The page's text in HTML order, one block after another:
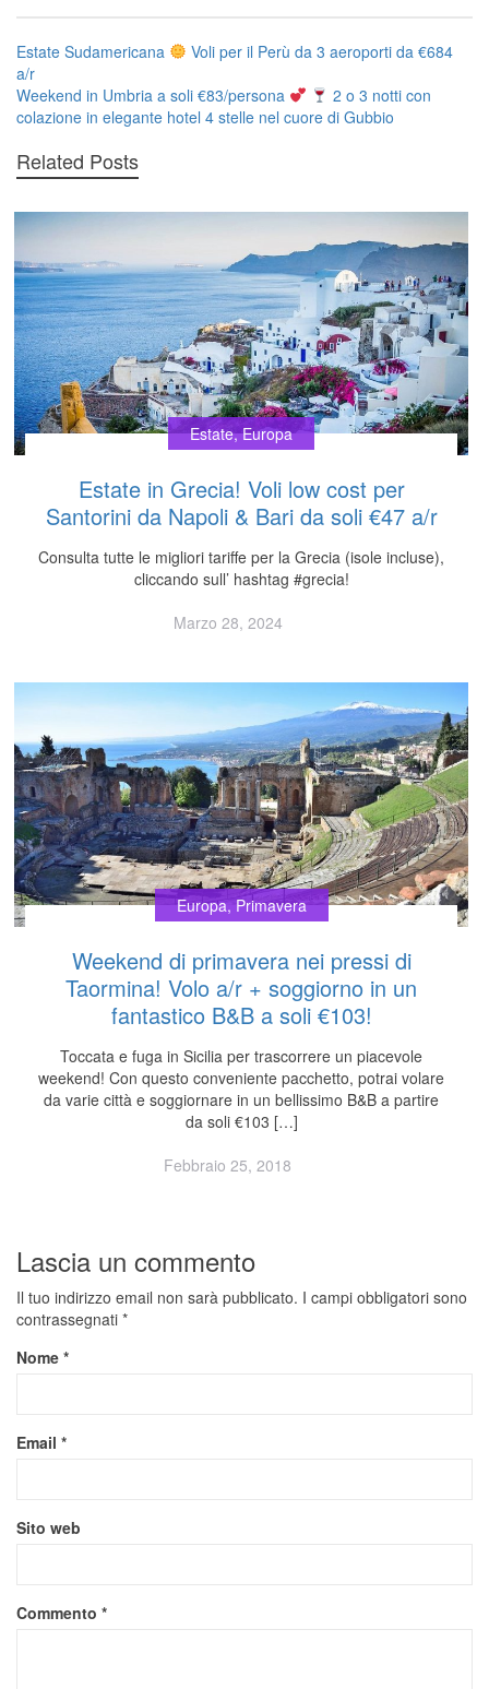
Navigazione
articoli
Estate Sudamericana
Voli per il Perù da 3 aeroporti da €684
a/r
Weekend in Umbria a soli €83/persona
2 o 3 notti con
colazione in elegante hotel 4 stelle nel cuore di Gubbio
Related Posts
Estate,Europa
Estate in Grecia! Voli low cost per
Santorini da Napoli & Bari da soli €47 a/r
Consulta tutte le migliori tariffe per la Grecia (isole incluse),
cliccando sull’ hashtag #grecia!
Marzo 28, 2024
Europa,Primavera
Weekend di primavera nei pressi di
Taormina! Volo a/r + soggiorno in un
fantastico B&B a soli €103!
Toccata e fuga in Sicilia per trascorrere un piacevole
weekend! Con questo conveniente pacchetto, potrai volare
da varie città e soggiornare in un bellissimo B&B a partire
da soli €103 […]
Febbraio 25, 2018
Lascia un commento
Il tuo indirizzo email non sarà pubblicato. I campi obbligatori sono
contrassegnati *
Nome *
Email *
Sito web
Commento *